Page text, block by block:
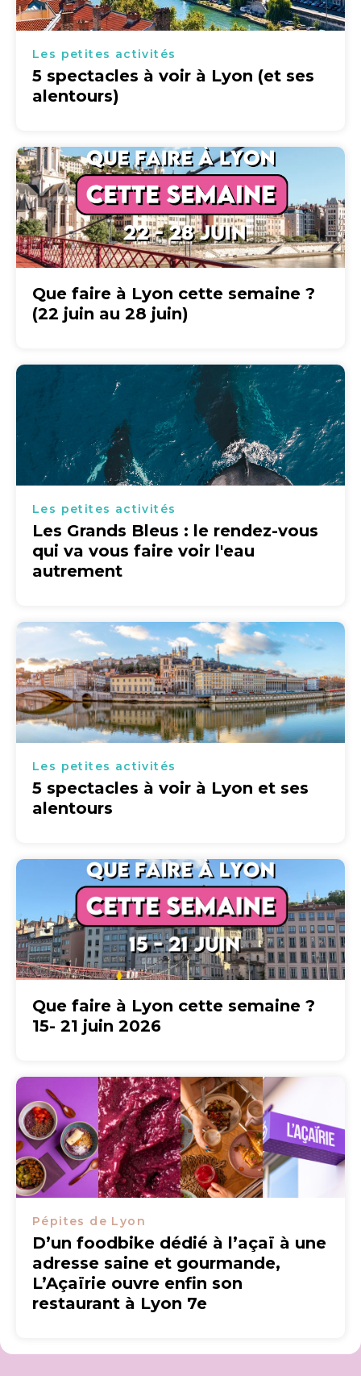
Les petites activités
5 spectacles à voir à Lyon (et ses
alentours)
Que faire à Lyon cette semaine ?
(22 juin au 28 juin)
Les petites activités
Les Grands Bleus : le rendez-vous
qui va vous faire voir l'eau
autrement
Les petites activités
5 spectacles à voir à Lyon et ses
alentours
Que faire à Lyon cette semaine ?
15- 21 juin 2026
Pépites de Lyon
D’un foodbike dédié à l’açaï à une
adresse saine et gourmande,
L’Açaïrie ouvre enfin son
restaurant à Lyon 7e